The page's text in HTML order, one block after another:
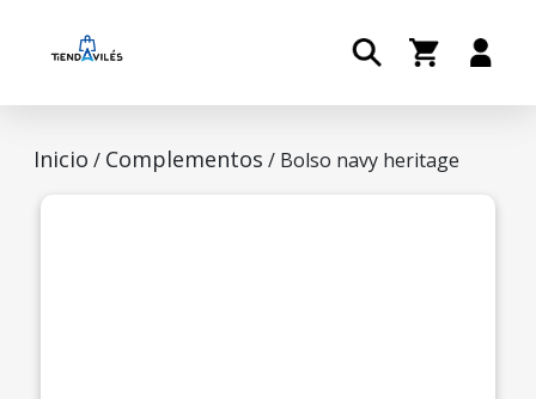
Inicio / Complementos / Bolso navy heritage